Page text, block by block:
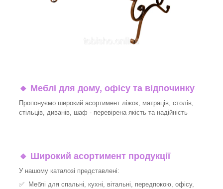
🔹 Меблі для дому, офісу та відпочинку
Пропонуємо широкий асортимент ліжок, матраців, столів,
стільців, диванів, шаф - перевірена якість та надійність
🔹 Широкий асортимент продукції
У нашому каталозі представлені:
✅ Меблі для спальні, кухні, вітальні, передпокою, офісу,